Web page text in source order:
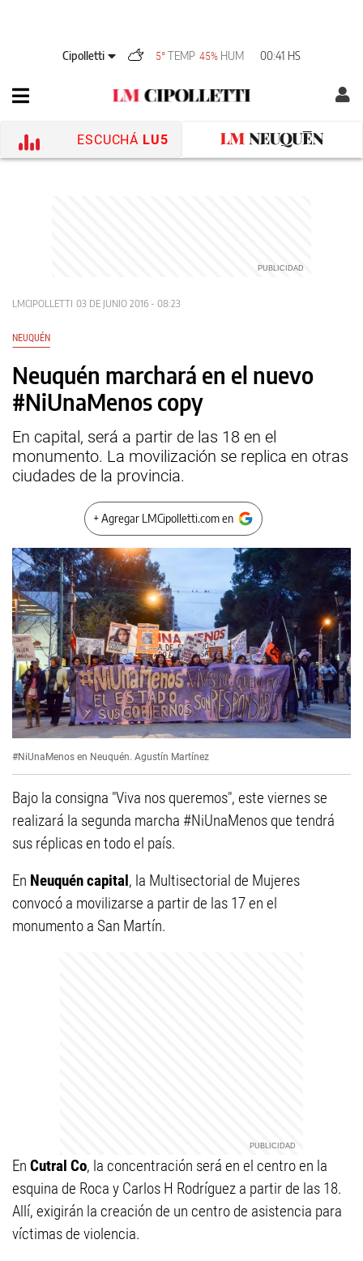
Cipolletti 5°TEMP 45% HUM 00:41 HS
ESCUCHÁ LU5
LMCIPOLLETTI 03 DE JUNIO 2016 - 08:23
NEUQUÉN
Neuquén marchará en el nuevo
#NiUnaMenos copy
En capital, será a partir de las 18 en el
monumento. La movilización se replica en otras
ciudades de la provincia.
+ Agregar LMCipolletti.com en
#NiUnaMenos en Neuquén. Agustín Martínez
Bajo la consigna "Viva nos queremos", este viernes se
realizará la segunda marcha #NiUnaMenos que tendrá
sus réplicas en todo el país.
En Neuquén capital, la Multisectorial de Mujeres
convocó a movilizarse a partir de las 17 en el
monumento a San Martín.
En Cutral Co, la concentración será en el centro en la
esquina de Roca y Carlos H Rodríguez a partir de las 18.
Allí, exigirán la creación de un centro de asistencia para
víctimas de violencia.